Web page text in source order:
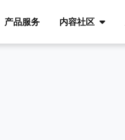
产品服务 内容社区